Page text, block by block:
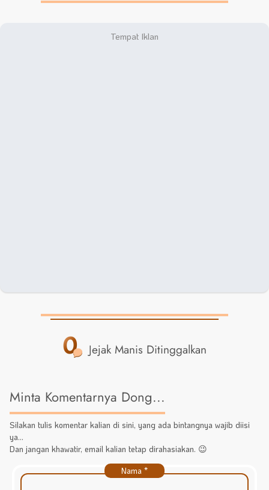
0 Jejak Manis Ditinggalkan
Minta Komentarnya Dong...
Silakan tulis komentar kalian di sini, yang ada bintangnya wajib diisi
ya...
Dan jangan khawatir, email kalian tetap dirahasiakan. 😉
Nama *